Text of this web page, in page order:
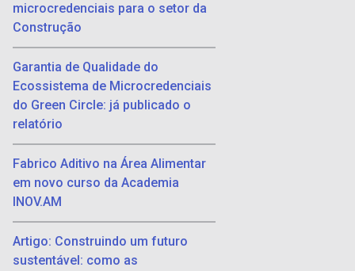
microcredenciais para o setor da
Construção
Garantia de Qualidade do
Ecossistema de Microcredenciais
do Green Circle: já publicado o
relatório
Fabrico Aditivo na Área Alimentar
em novo curso da Academia
INOV.AM
Artigo: Construindo um futuro
sustentável: como as